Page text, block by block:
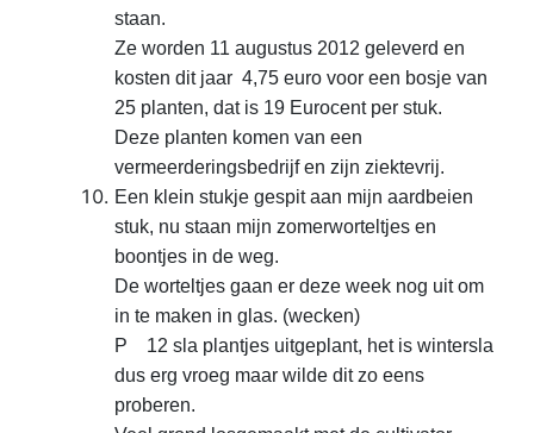
staan.
Ze worden 11 augustus 2012 geleverd en
kosten dit jaar 4,75 euro voor een bosje van
25 planten, dat is 19 Eurocent per stuk.
Deze planten komen van een
vermeerderingsbedrijf en zijn ziektevrij.
Een klein stukje gespit aan mijn aardbeien
stuk, nu staan mijn zomerworteltjes en
boontjes in de weg.
De worteltjes gaan er deze week nog uit om
in te maken in glas. (wecken)
P 12 sla plantjes uitgeplant, het is wintersla
dus erg vroeg maar wilde dit zo eens
proberen.